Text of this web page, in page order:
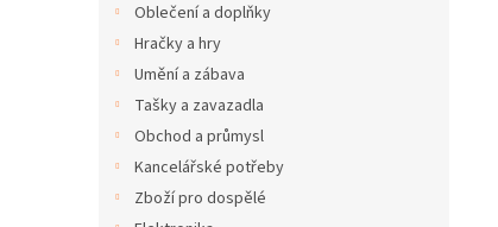
Oblečení a doplňky
Hračky a hry
Umění a zábava
Tašky a zavazadla
Obchod a průmysl
Kancelářské potřeby
Zboží pro dospělé